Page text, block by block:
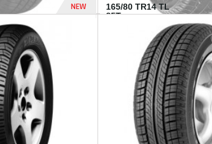
NEW
165/80 TR14 TL
85T...